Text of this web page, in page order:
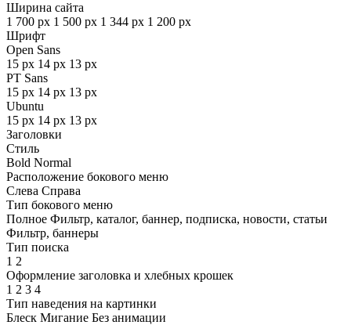
Ширина сайта
1 700 px 1 500 px 1 344 px 1 200 px
Шрифт
Open Sans
15 px 14 px 13 px
PT Sans
15 px 14 px 13 px
Ubuntu
15 px 14 px 13 px
Заголовки
Стиль
Bold Normal
Расположение бокового меню
Слева Справа
Тип бокового меню
Полное Фильтр, каталог, баннер, подписка, новости, статьи
Фильтр, баннеры
Тип поиска
1 2
Оформление заголовка и хлебных крошек
1 2 3 4
Тип наведения на картинки
Блеск Мигание Без анимации